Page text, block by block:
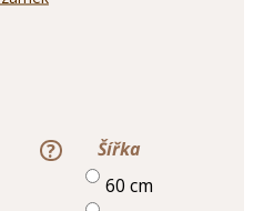
Šířka
60 cm